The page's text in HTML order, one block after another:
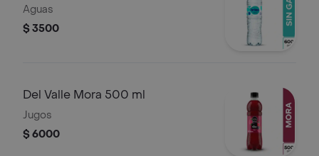
Aguas
$ 3500
Del Valle Mora 500 ml
Jugos
$ 6000